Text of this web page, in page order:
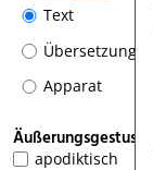
Text
Übersetzung
Apparat
Äußerungsgestus
apodiktisch